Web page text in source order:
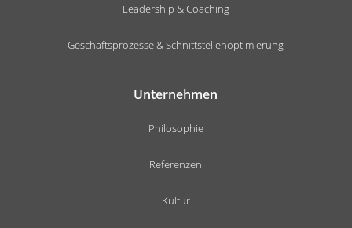
Leadership & Coaching
Geschäftsprozesse & Schnittstellenoptimierung
Unternehmen
Philosophie
Referenzen
Kultur